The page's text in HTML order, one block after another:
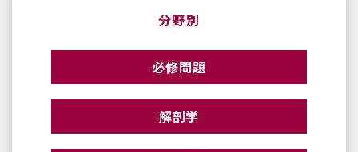
分野別
必修問題
解剖学